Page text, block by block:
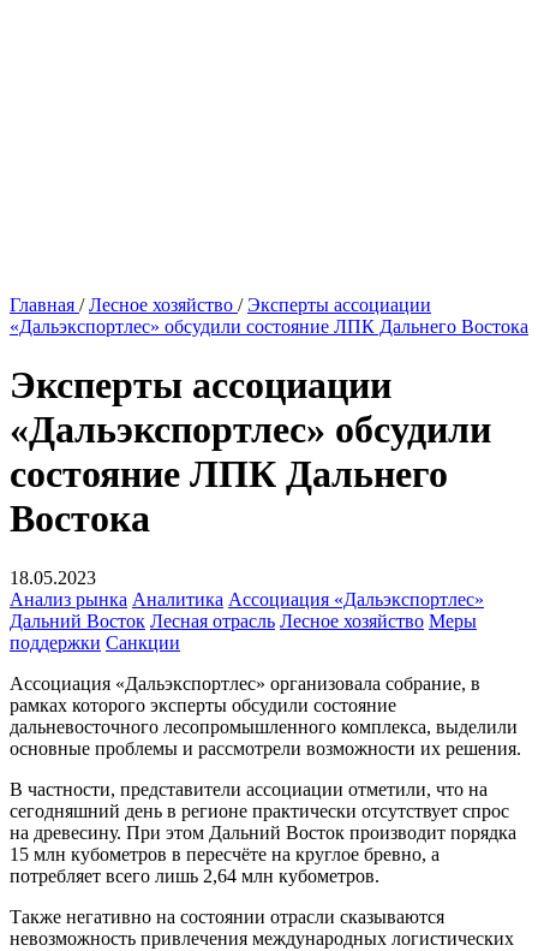
Главная / Лесное хозяйство / Эксперты ассоциации
«Дальэкспортлес» обсудили состояние ЛПК Дальнего Востока
Эксперты ассоциации
«Дальэкспортлес» обсудили
состояние ЛПК Дальнего
Востока
18.05.2023
Анализ рынка Аналитика Ассоциация «Дальэкспортлес»
Дальний Восток Лесная отрасль Лесное хозяйство Меры
поддержки Санкции
Ассоциация «Дальэкспортлес» организовала собрание, в
рамках которого эксперты обсудили состояние
дальневосточного лесопромышленного комплекса, выделили
основные проблемы и рассмотрели возможности их решения.
В частности, представители ассоциации отметили, что на
сегодняшний день в регионе практически отсутствует спрос
на древесину. При этом Дальний Восток производит порядка
15 млн кубометров в пересчёте на круглое бревно, а
потребляет всего лишь 2,64 млн кубометров.
Также негативно на состоянии отрасли сказываются
невозможность привлечения международных логистических